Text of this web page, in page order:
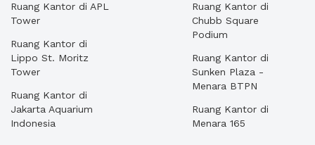
Ruang Kantor di APL
Tower
Ruang Kantor di
Lippo St. Moritz
Tower
Ruang Kantor di
Jakarta Aquarium
Indonesia
Ruang Kantor di
Chubb Square
Podium
Ruang Kantor di
Sunken Plaza -
Menara BTPN
Ruang Kantor di
Menara 165